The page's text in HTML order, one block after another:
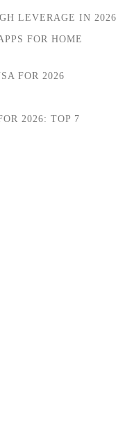
LEVERAGE IN 2026
FOR HOME
FOR 2026
2026: TOP 7